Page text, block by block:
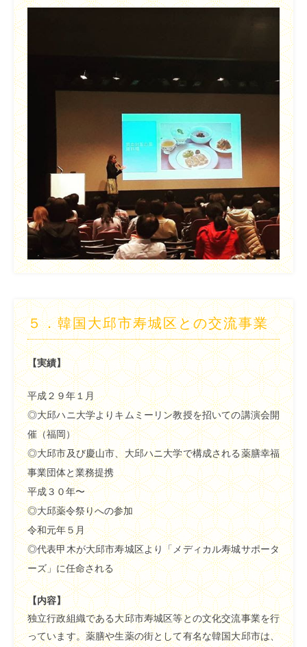
５．韓国大邱市寿城区との交流事業
【実績】
平成２９年１月
◎大邱ハニ大学よりキムミーリン教授を招いての講演会開
催（福岡）
◎大邱市及び慶山市、大邱ハニ大学で構成される薬膳幸福
事業団体と業務提携
平成３０年〜
◎大邱薬令祭りへの参加
令和元年５月
◎代表甲木が大邱市寿城区より「メディカル寿城サポータ
ーズ」に任命される
【内容】
独立行政組織である大邱市寿城区等との文化交流事業を行
っています。薬膳や生薬の街として有名な韓国大邱市は、